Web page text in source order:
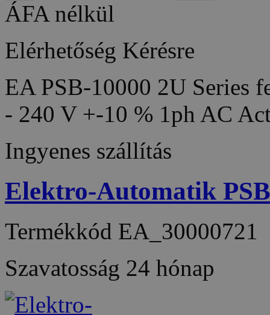
ÁFA nélkül
Elérhetőség Kérésre
EA PSB-10000 2U Series
- 240 V +-10 % 1ph AC
Ingyenes szállítás
Elektro-Automatik
Termékkód EA_30000721
Szavatosság 24 hónap